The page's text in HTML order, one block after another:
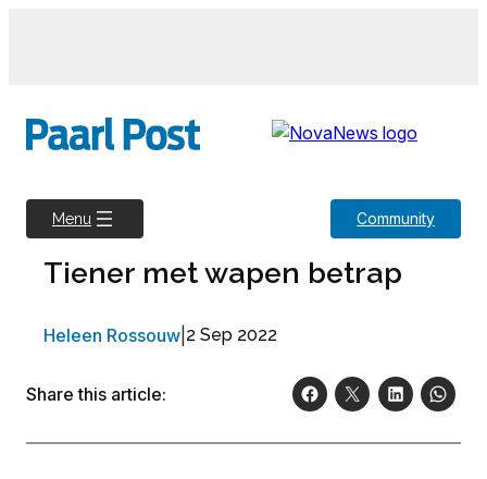
Menu Community
Tiener met wapen betrap
Heleen Rossouw 2 Sep 2022
Share this article: